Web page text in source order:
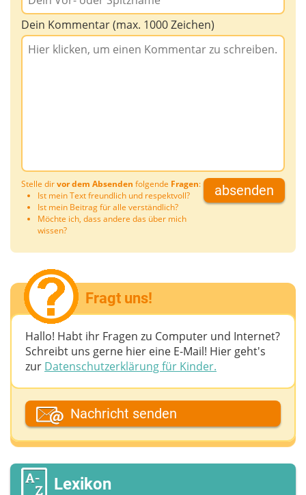
Dein Kommentar (max. 1000 Zeichen)
Stelle dirvor dem Absenden folgende Fragen:
Ist mein Text freundlich und respektvoll?
Ist mein Beitrag für alle verständlich?
Möchte ich, dass andere das über mich
wissen?
absenden
Fragt uns!
Hallo! Habt ihr Fragen zu Computer und Internet?
Schreibt uns gerne hier eine E-Mail! Hier geht's
zur Datenschutzerklärung für Kinder.
Dein Fantasiename
Deine E-Mail-Adresse (wenn du eine Antwort
möchtest)
Nachricht senden
Lexikon